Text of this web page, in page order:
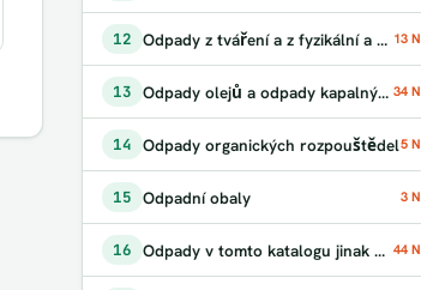
12 Odpady z tváření a z fyzikální a mechanické úpravy povrchu kovů a plastů 13 N
13 Odpady olejů a odpady kapalných paliv 34 N
14 Odpady organických rozpouštědel5 N
15 Odpadní obaly 3 N
16 Odpady v tomto katalogu jinak neurčené 44 N